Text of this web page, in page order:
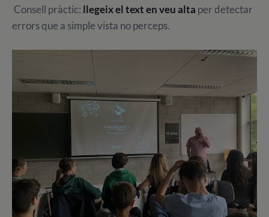
Consell pràctic: llegeix el text en veu alta per detectar
errors que a simple vista no perceps.